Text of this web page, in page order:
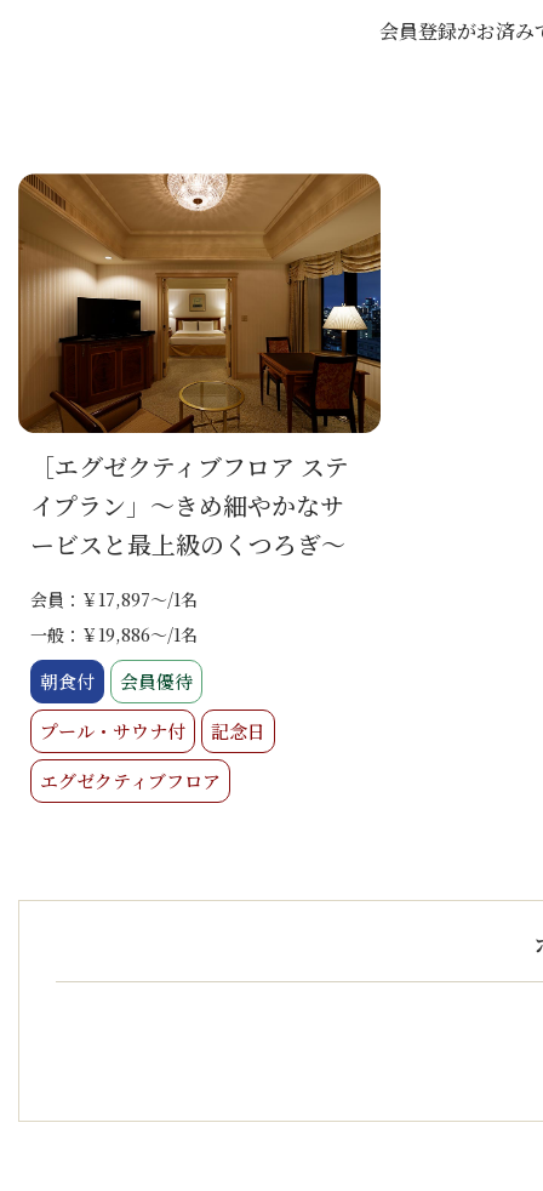
会員登録がお済み
［エグゼクティブフロア ステ
イプラン」～きめ細やかなサ
ービスと最上級のくつろぎ～
会員：￥17,897～/1名
一般：￥19,886～/1名
朝食付
会員優待
プール・サウナ付
記念日
エグゼクティブフロア